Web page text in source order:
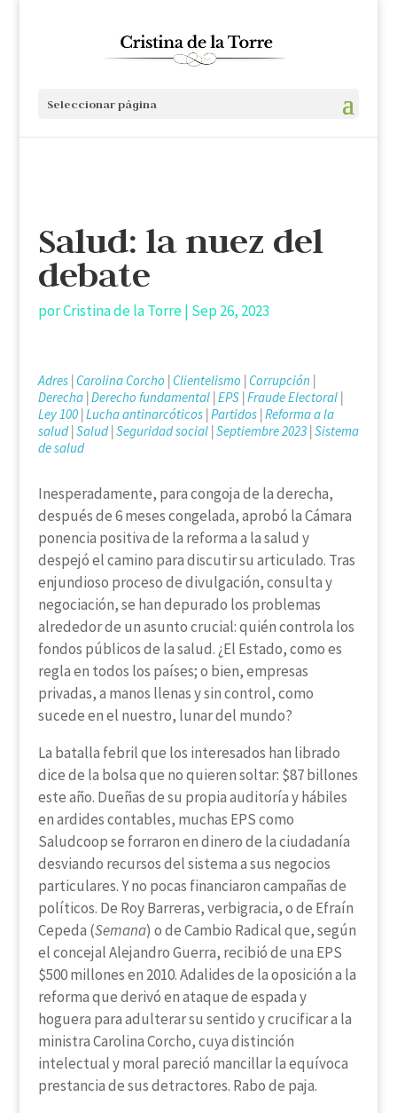
Seleccionar página
Salud: la nuez del
debate
porCristina de la Torre| Sep 26, 2023
Adres|Carolina Corcho |Clientelismo |Corrupción |
Derecha|Derecho fundamental|EPS|Fraude Electoral|
Ley 100|Lucha antinarcóticos|Partidos|Reforma a la
salud|Salud|Seguridad social|Septiembre 2023|Sistema
de salud
Inesperadamente, para congoja de la derecha,
después de 6 meses congelada, aprobó la Cámara
ponencia positiva de la reforma a la salud y
despejó el camino para discutir su articulado. Tras
enjundioso proceso de divulgación, consulta y
negociación, se han depurado los problemas
alrededor de un asunto crucial: quién controla los
fondos públicos de la salud. ¿El Estado, como es
regla en todos los países; o bien, empresas
privadas, a manos llenas y sin control, como
sucede en el nuestro, lunar del mundo?
La batalla febril que los interesados han librado
dice de la bolsa que no quieren soltar: $87 billones
este año. Dueñas de su propia auditoría y hábiles
en ardides contables, muchas EPS como
Saludcoop se forraron en dinero de la ciudadanía
desviando recursos del sistema a sus negocios
particulares. Y no pocas financiaron campañas de
políticos. De Roy Barreras, verbigracia, o de Efraín
Cepeda (Semana) o de Cambio Radical que, según
el concejal Alejandro Guerra, recibió de una EPS
$500 millones en 2010. Adalides de la oposición a la
reforma que derivó en ataque de espada y
hoguera para adulterar su sentido y crucificar a la
ministra Carolina Corcho, cuya distinción
intelectual y moral pareció mancillar la equívoca
prestancia de sus detractores. Rabo de paja.